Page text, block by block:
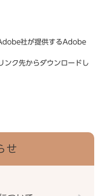
社が提供するAdobe
ク先からダウンロードし
せ